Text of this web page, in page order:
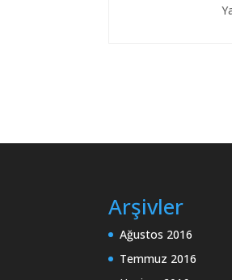
Arşivler
Ağustos 2016
Temmuz 2016